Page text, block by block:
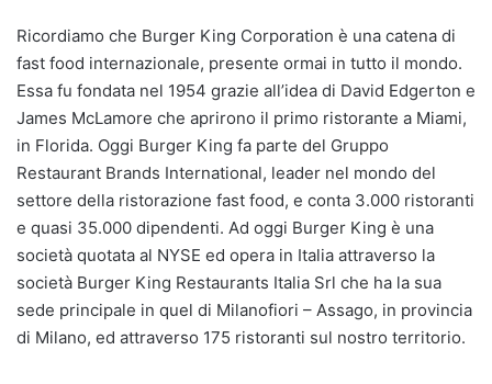
Ricordiamo che Burger King Corporation è una catena di
fast food internazionale, presente ormai in tutto il mondo.
Essa fu fondata nel 1954 grazie all’idea di David Edgerton e
James McLamore che aprirono il primo ristorante a Miami,
in Florida. Oggi Burger King fa parte del Gruppo
Restaurant Brands International, leader nel mondo del
settore della ristorazione fast food, e conta 3.000 ristoranti
e quasi 35.000 dipendenti. Ad oggi Burger King è una
società quotata al NYSE ed opera in Italia attraverso la
società Burger King Restaurants Italia Srl che ha la sua
sede principale in quel di Milanofiori – Assago, in provincia
di Milano, ed attraverso 175 ristoranti sul nostro territorio.